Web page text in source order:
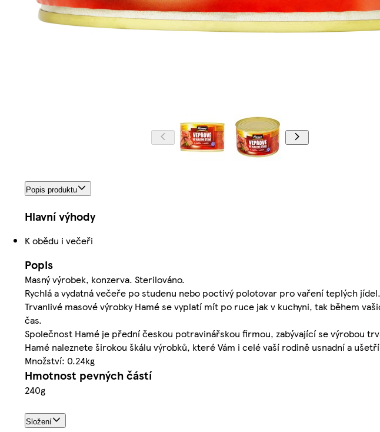
Popis produktu
Hlavní výhody
K obědu i večeři
Popis
Masný výrobek, konzerva. Sterilováno.
Rychlá a vydatná večeře po studenu nebo poctivý polotovar pro vaření teplých jídel.
Trvanlivé masové výrobky Hamé se vyplatí mít po ruce jak v kuchyni, tak během
čas.
Společnost Hamé je přední českou potravinářskou firmou, zabývající se výrobou
Hamé naleznete širokou škálu výrobků, které Vám i celé vaší rodině usnadní a
Množství: 0.24kg
Hmotnost pevných částí
240g
Složení